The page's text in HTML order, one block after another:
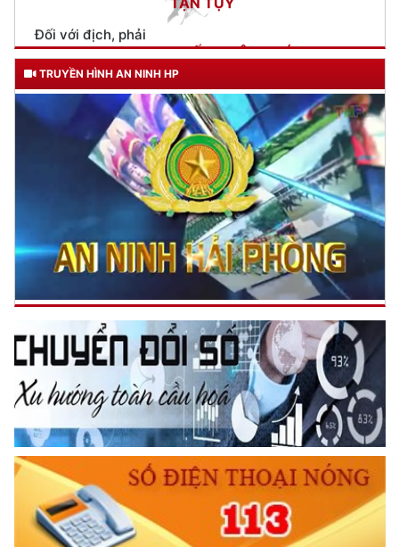
Trích thư Chủ tịch Hồ Chí Minh
gửi Công an Khu XII,
ngày 11 tháng 3 năm 1948.
TRUYỀN HÌNH AN NINH HP